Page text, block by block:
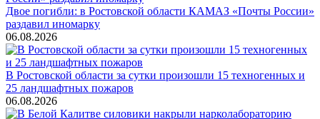
Двое погибли: в Ростовской области КАМАЗ «Почты России»
раздавил иномарку
06.08.2026
В Ростовской области за сутки произошли 15 техногенных и
25 ландшафтных пожаров
06.08.2026